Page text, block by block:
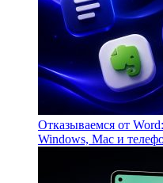
Отказываемся от
Windows, Mac и